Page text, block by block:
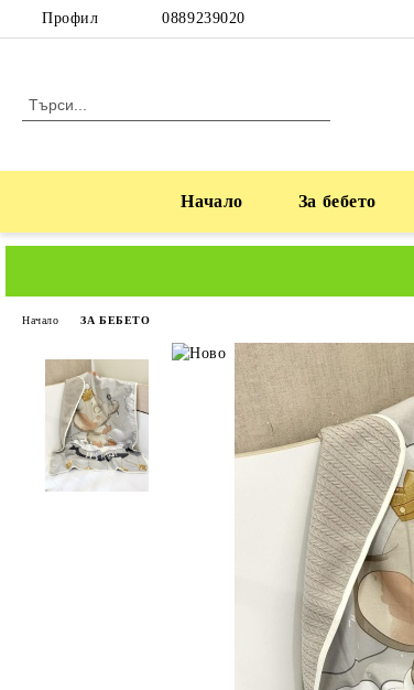
Профил 0889239020
Начало За бебето
Начало ЗА БЕБЕТО